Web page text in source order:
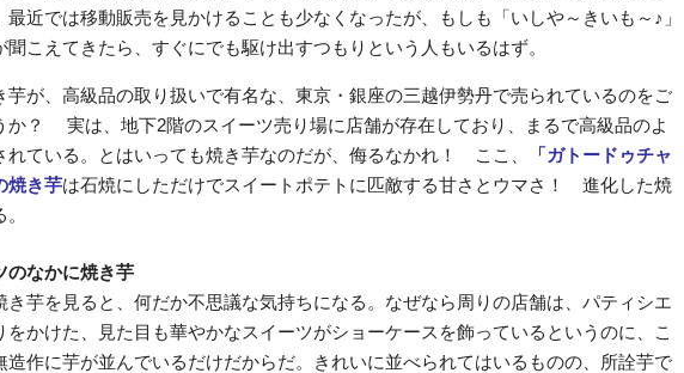
最近では移動販売を見かけることも少なくなったが、もしも「いしや～きいも～♪」
聞こえてきたら、すぐにでも駆け出すつもりという人もいるはず。
芋が、高級品の取り扱いで有名な、東京・銀座の三越伊勢丹で売られているのをご
か？ 実は、地下2階のスイーツ売り場に店舗が存在しており、まるで高級品のよ
れている。とはいっても焼き芋なのだが、侮るなかれ！ ここ、
「ガトードゥチャ
焼き芋は石焼にしただけでスイートポテトに匹敵する甘さとウマさ！ 進化した焼
のなかに焼き芋
き芋を見ると、何だか不思議な気持ちになる。なぜなら周りの店舗は、パティシエ
をかけた、見た目も華やかなスイーツがショーケースを飾っているというのに、こ
造作に芋が並んでいるだけだからだ。きれいに並べられてはいるものの、所詮芋で